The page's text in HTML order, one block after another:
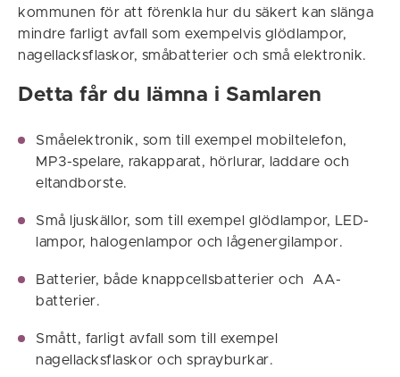
kommunen för att förenkla hur du säkert kan slänga
mindre farligt avfall som exempelvis glödlampor,
nagellacksflaskor, småbatterier och små elektronik.
Detta får du lämna i Samlaren
Småelektronik, som till exempel mobiltelefon,
MP3-spelare, rakapparat, hörlurar, laddare och
eltandborste.
Små ljuskällor, som till exempel glödlampor, LED-
lampor, halogenlampor och lågenergilampor.
Batterier, både knappcellsbatterier och AA-
batterier.
Smått, farligt avfall som till exempel
nagellacksflaskor och sprayburkar.